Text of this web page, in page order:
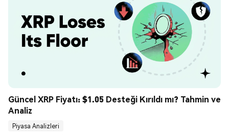
Güncel XRP Fiyatı: $1.05 Desteği Kırıldı mı? Tahmin ve
Analiz
Piyasa Analizleri